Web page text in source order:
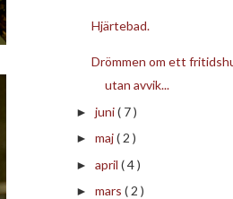
Hjärtebad.
Drömmen om ett
utan avvik...
► juni( 7 )
► maj( 2 )
► april ( 4 )
► mars ( 2 )